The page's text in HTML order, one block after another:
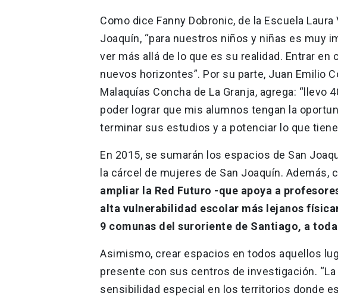
Como dice Fanny Dobronic, de la Escuela
Joaquín, “para nuestros niños y niñas es muy
ver más allá de lo que es su realidad. Entrar
nuevos horizontes”. Por su parte, Juan Emilio
Malaquías Concha de La Granja, agrega:
poder lograr que mis alumnos tengan la
terminar sus estudios y a potenciar lo que
En 2015, se sumarán los espacios de San
la cárcel de mujeres de San Joaquín. Además,
ampliar la Red Futuro -que apoya a
alta vulnerabilidad escolar más lejanos
9 comunas del suroriente de Santiago, a
Asimismo, crear espacios en todos aquellos
presente con sus centros de investigación.
sensibilidad especial en los territorios donde